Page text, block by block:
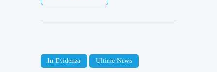
In Evidenza Ultime News